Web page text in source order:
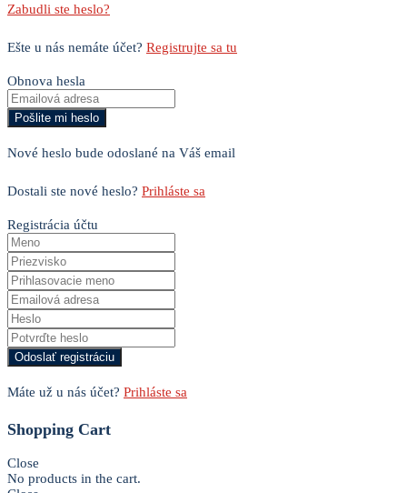
Zabudli ste heslo?
Ešte u nás nemáte účet? Registrujte sa tu
Obnova hesla
Nové heslo bude odoslané na Váš email
Dostali ste nové heslo? Prihláste sa
Registrácia účtu
Máte už u nás účet? Prihláste sa
Shopping Cart
Close
No products in the cart.